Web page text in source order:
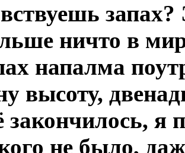
ничто в
напалма
высоту,
закончилось, я
не было,